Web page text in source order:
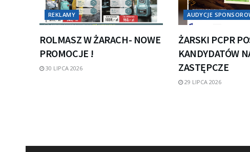
REKLAMY
ROLMASZ W ŻARACH- NOWE
PROMOCJE !
30 LIPCA 2026
AUDYCJE
ŻARSKI PCPR
KANDYDATÓW
ZASTĘPCZE
29 LIPCA 2026